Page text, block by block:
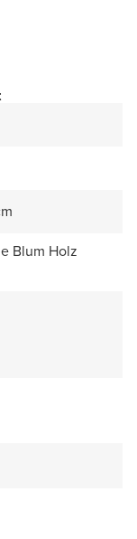
Blum Holz